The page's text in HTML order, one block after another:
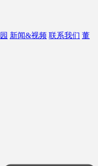
新闻&视频 联系我们 董